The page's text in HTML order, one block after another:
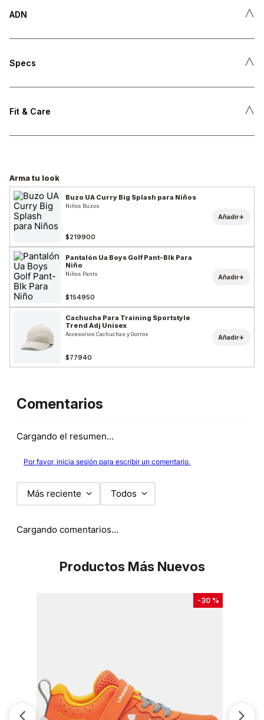
ADN ˄
Specs ˄
Fit & Care ˄
Arma tu look
Buzo UA Curry Big Splash para Niños
Niños Buzos
$219900
Añadir+
Pantalón Ua Boys Golf Pant-Blk Para
Niño
Niños Pants
$154950
Añadir+
Cachucha Para Training Sportstyle
Trend Adj Unisex
Accesorios Cachuchas y Gorros
$77940
Añadir+
Comentarios
Cargando el resumen…
Por favor, inicia sesión para escribir un comentario.
Más reciente Todos
Cargando comentarios…
Productos Más Nuevos
-30 %